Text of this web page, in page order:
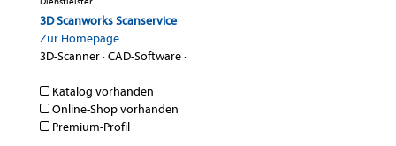
3D Scanworks Scanservice
Zur Homepage
3D-Scanner·CAD-Software·
Katalog vorhanden
Online-Shop vorhanden
Premium-Profil